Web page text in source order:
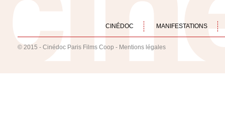
CINÉDOC MANIFESTATIONS
© 2015 - Cinédoc Paris Films Coop - Mentions légales